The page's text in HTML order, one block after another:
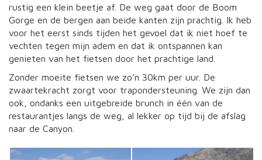
rustig een klein beetje af. De weg gaat door de Boom
Gorge en de bergen aan beide kanten zijn prachtig. Ik heb
voor het eerst sinds tijden het gevoel dat ik niet hoef te
vechten tegen mijn adem en dat ik ontspannen kan
genieten van het fietsen door het prachtige land.
Zonder moeite fietsen we zo’n 30km per uur. De
zwaartekracht zorgt voor trapondersteuning. We zijn dan
ook, ondanks een uitgebreide brunch in één van de
restaurantjes langs de weg, al lekker op tijd bij de afslag
naar de Canyon.